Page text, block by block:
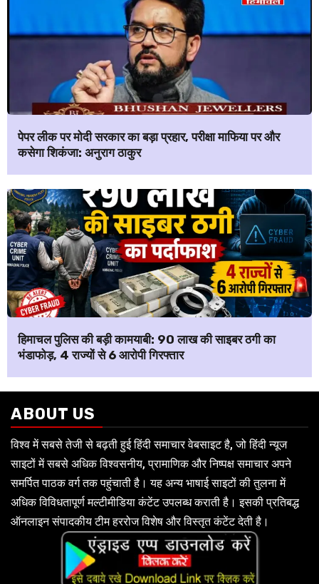
पेपर लीक पर मोदी सरकार का बड़ा प्रहार, परीक्षा माफिया पर और
कसेगा शिकंजा: अनुराग ठाकुर
हिमाचल पुलिस की बड़ी कामयाबी: ₹90 लाख की साइबर ठगी का
भंडाफोड़, 4 राज्यों से 6 आरोपी गिरफ्तार
ABOUT US
विश्व में सबसे तेजी से बढ़ती हुई हिंदी समाचार वेबसाइट है, जो हिंदी न्यूज
साइटों में सबसे अधिक विश्वसनीय, प्रामाणिक और निष्पक्ष समाचार अपने
समर्पित पाठक वर्ग तक पहुंचाती है। यह अन्य भाषाई साइटों की तुलना में
अधिक विविधतापूर्ण मल्टीमीडिया कंटेंट उपलब्ध कराती है। इसकी प्रतिबद्ध
ऑनलाइन संपादकीय टीम हररोज विशेष और विस्तृत कंटेंट देती है।